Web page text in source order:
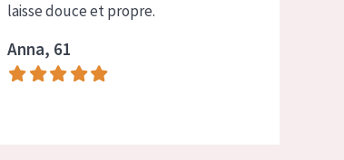
laisse douce et propre.
Anna, 61